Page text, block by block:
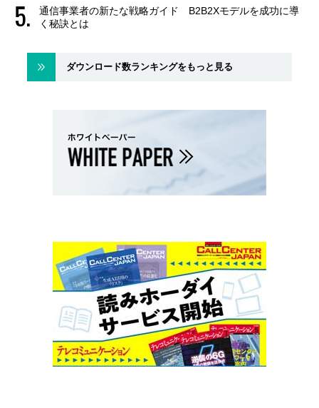
通信事業者の新たな戦略ガイド B2B2Xモデルを成功に導
く秘訣とは
ダウンロード数ランキングをもっと見る